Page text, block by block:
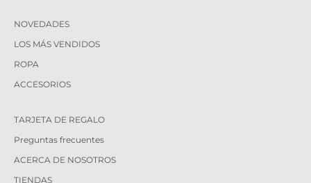
NOVEDADES
LOS MÁS VENDIDOS
ROPA
ACCESORIOS
TARJETA DE REGALO
Preguntas frecuentes
ACERCA DE NOSOTROS
TIENDAS